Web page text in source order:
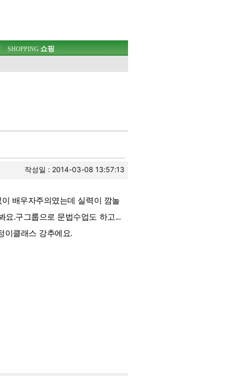
SHOPPING 쇼핑
작성일 : 2014-03-08 13:57:13
배우자주의였는데 실력이 깜놀
요.구그룹으로 문법수업도 하고...
이클래스 강추에요.